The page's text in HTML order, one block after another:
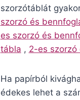
szorzótáblát
szorzó és
es szorzó és
tábla , 2-es szorzó
Ha papírból
édekes lehet a